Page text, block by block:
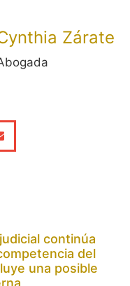
Zárate
continúa
del
una posible